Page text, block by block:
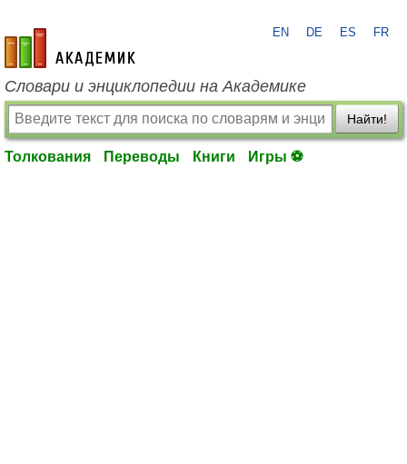
academic.ru
EN DE ES FR
Словари и энциклопедии на Академике
Найти!
Толкования Переводы Книги Игры ⚽